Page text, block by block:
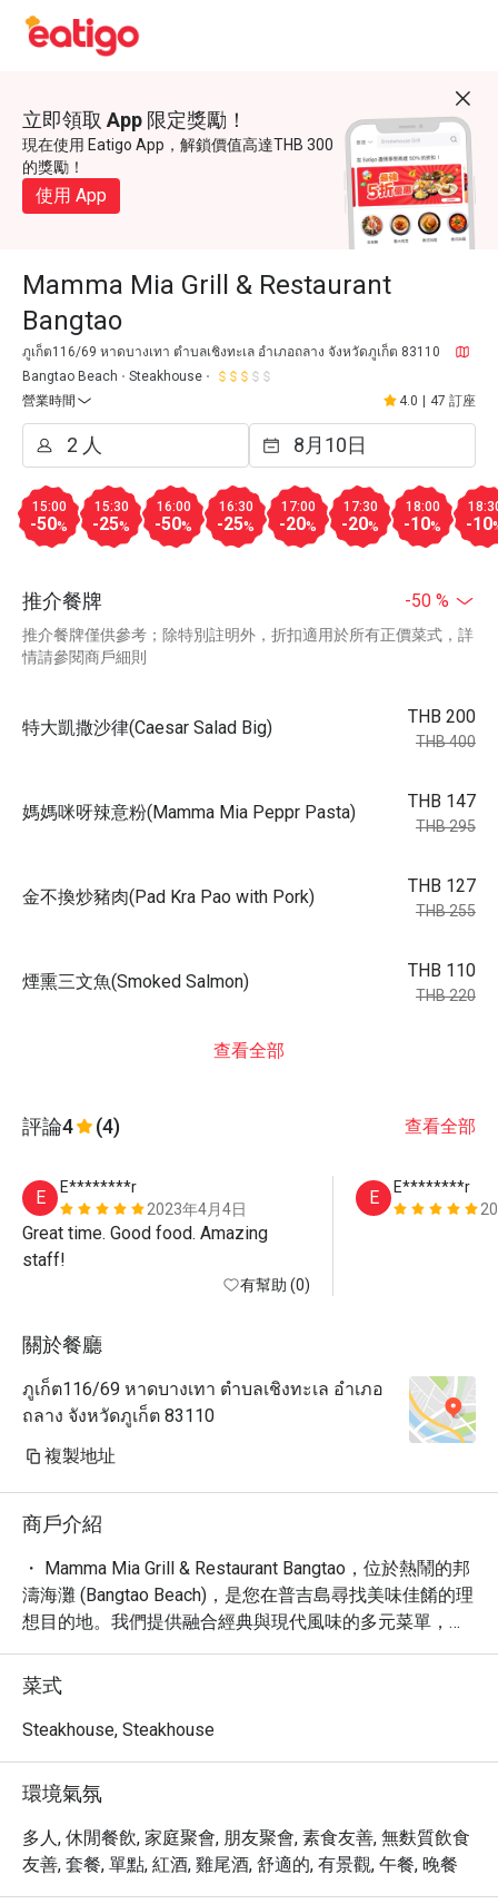
立即領取 App 限定獎勵！
現在使用 Eatigo App，解鎖價值高達THB 300
的獎勵！
使用 App
Mamma Mia Grill & Restaurant
Bangtao
ภูเก็ต116/69 หาดบางเทา ตำบลเชิงทะเล อำเภอถลาง จังหวัดภูเก็ต 83110
Bangtao Beach
Steakhouse
營業時間
4.0 47 訂座
15:00
-50%
15:30
-25%
16:00
-50%
16:30
-25%
17:00
-20%
17:30
-20%
18:00
-10% -10
推介餐牌 -50 %
推介餐牌僅供參考；除特別註明外，折扣適用於所有正價菜式，詳
情請參閱商戶細則
特大凱撒沙律(Caesar Salad Big)
THB 200
THB 400
媽媽咪呀辣意粉(Mamma Mia Peppr Pasta)
THB 147
THB 295
金不換炒豬肉(Pad Kra Pao with Pork)
THB 127
THB 255
煙熏三文魚(Smoked Salmon)
THB 110
THB 220
查看全部
評論4 (4) 查看全部
E
E********r
2023年4月4日
Great time. Good food. Amazing
staff!
有幫助 (0)
E
E********r
關於餐廳
ภูเก็ต116/69 หาดบางเทา ตำบลเชิงทะเล อำเภอ
ถลาง จังหวัดภูเก็ต 83110
複製地址
商戶介紹
・ Mamma Mia Grill & Restaurant Bangtao，位於熱鬧的邦
濤海灘 (Bangtao Beach)，是您在普吉島尋找美味佳餚的理
想目的地。我們提供融合經典與現代風味的多元菜單，從
美味的披薩、香嫩的烤扒到道地的泰式料理，應有盡有，
滿足您挑剔的味蕾。餐廳氛圍輕鬆舒適，是您享用早餐、
早午餐、午餐或晚餐的完美選擇。
・ 無論您是獨自旅行、與摯愛同行，或是闔家歡樂，
體驗。餐廳坐擁便利的地理位置，設有室外雅座、外帶及
外送服務，並提供兒童高腳椅與兒童菜單，讓親子用餐更
加輕鬆愉快。我們更提供免費 Wi-Fi，讓您與親友即時分
享美好食光。
菜式
Steakhouse, Steakhouse
環境氣氛
多人, 休閒餐飲, 家庭聚會, 朋友聚會, 素食友善, 無麩質飲食
友善, 套餐, 單點, 紅酒, 雞尾酒, 舒適的, 有景觀, 午餐, 晚餐